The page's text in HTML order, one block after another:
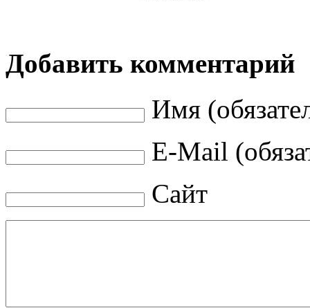
Добавить комментарий
Имя
E-Mail
Сайт